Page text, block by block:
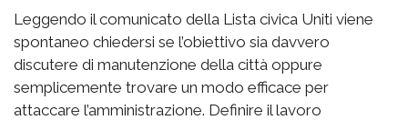
Leggendo il comunicato della Lista civica Uniti viene
spontaneo chiedersi se l’obiettivo sia davvero
discutere di manutenzione della città oppure
semplicemente trovare un modo efficace per
attaccare l’amministrazione. Definire il lavoro